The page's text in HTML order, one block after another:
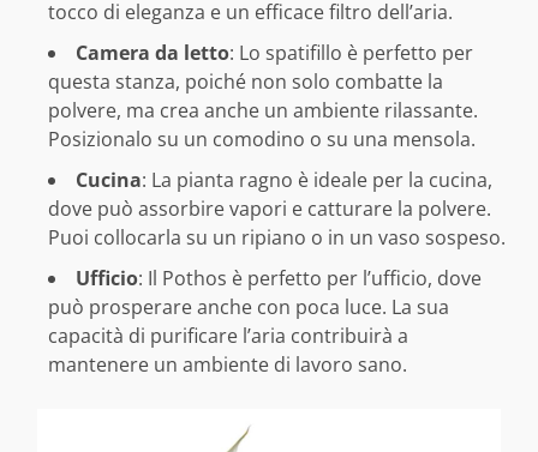
tocco di eleganza e un efficace filtro dell’aria.
Camera da letto: Lo spatifillo è perfetto per
questa stanza, poiché non solo combatte la
polvere, ma crea anche un ambiente rilassante.
Posizionalo su un comodino o su una mensola.
Cucina: La pianta ragno è ideale per la cucina,
dove può assorbire vapori e catturare la polvere.
Puoi collocarla su un ripiano o in un vaso sospeso.
Ufficio: Il Pothos è perfetto per l’ufficio, dove
può prosperare anche con poca luce. La sua
capacità di purificare l’aria contribuirà a
mantenere un ambiente di lavoro sano.